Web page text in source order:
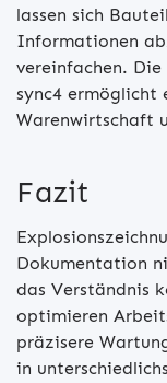
lassen sich
Informationen
vereinfachen.
sync4 ermöglicht
Warenwirtschaft
Fazit
Dokumentation
das Verständnis
optimieren
präzisere
in